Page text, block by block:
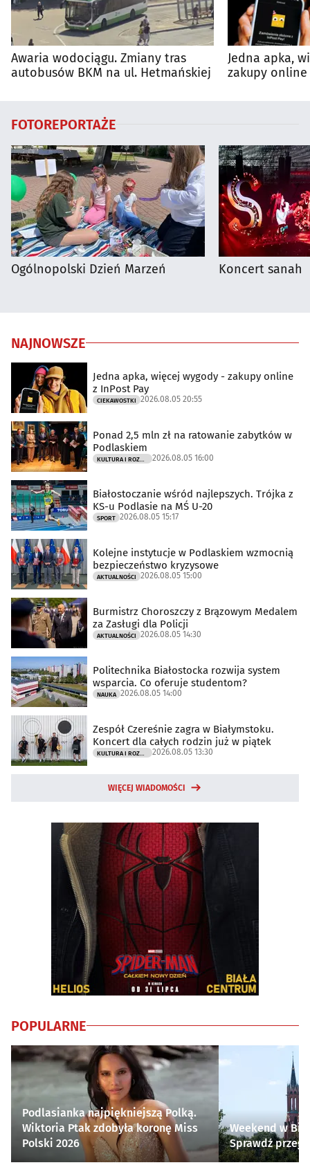
Awaria wodociągu. Zmiany tras
autobusów BKM na ul. Hetmańskiej
Jedna apka,
zakupy online
FOTOREPORTAŻE
Ogólnopolski Dzień Marzeń Koncert sanah
NAJNOWSZE
Jedna apka, więcej wygody - zakupy online
z InPost Pay
CIEKAWOSTKI 2026.08.05 20:55
Ponad 2,5 mln zł na ratowanie zabytków w
Podlaskiem
KULTURA I ROZRYWKA 2026.08.05 16:00
Białostoczanie wśród najlepszych. Trójka z
KS-u Podlasie na MŚ U-20
SPORT 2026.08.05 15:17
Kolejne instytucje w Podlaskiem wzmocnią
bezpieczeństwo kryzysowe
AKTUALNOŚCI 2026.08.05 15:00
Burmistrz Choroszczy z Brązowym Medalem
za Zasługi dla Policji
AKTUALNOŚCI 2026.08.05 14:30
Politechnika Białostocka rozwija system
wsparcia. Co oferuje studentom?
NAUKA 2026.08.05 14:00
Zespół Czereśnie zagra w Białymstoku.
Koncert dla całych rodzin już w piątek
KULTURA I ROZRYWKA 2026.08.05 13:30
WIĘCEJ WIADOMOŚCI
POPULARNE
Podlasianka najpiękniejszą Polką.
Wiktoria Ptak zdobyła koronę Miss
Polski 2026
Weekend w
Sprawdź